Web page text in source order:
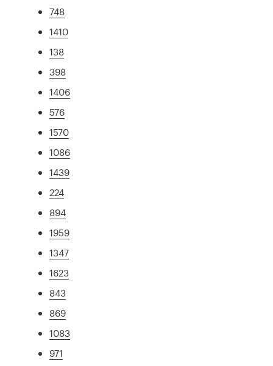
748
1410
138
398
1406
576
1570
1086
1439
224
894
1959
1347
1623
843
869
1083
971